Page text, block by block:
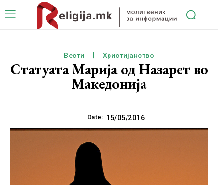
Вести Христијанство
Статуата Марија од Назарет во
Македонија
Date: 15/05/2016